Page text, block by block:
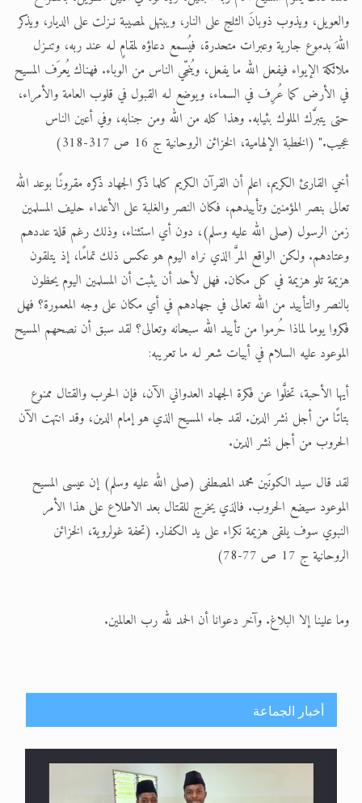
والعويل، ويذوب ذوبانَ الثلج على النار، ويبتهل لمصيبة نـزلت على الديار، ويذكر
اللهَ بدموع جارية وعبرات متحدرة، فيُسمع دعاؤه لمقامٍ لـه عند ربه، وتنـزل
ملائكة الإيواء فيفعل الله ما يفعل، ويُنجّي الناس من الوباء. فهناك يُعرَف المسيح
في الأرض كما عُرِف في السماء، ويوضع لـه القبول في قلوب العامة والأمراء،
حتى يتبرَّك الملوك بثيابه. وهذا كله من الله ومن جنابه، وفي أعين الناس
عجيب." (الخطبة الإلهامية، الخزائن الروحانية ج 16 ص 317-318)
أخي القارئ الكريم، اعلم أن القرآن الكريم كلما ذكر الجهاد ذكره مقرونًا بوعد الله
تعالى بنصر المؤمنين وتأييدهم، فكان النصر والغلبة على الأعداء حليف المسلمين
زمن الرسول (صلى الله عليه وسلم)، دون أي استثناء، وذلك رغم قلة عددهم
وعتادهم. ولكن الواقع المرَّ الذي نراه اليوم هو عكس ذلك تمامًا، إذ يتلقون
هزيمة تلو هزيمة في كل مكان. فهل لأحد أن يثبت أن المسلمين اليوم يحظون
بالنصر والتأييد من الله تعالى في جهادهم في أي مكان على وجه المعمورة؟ فهل
فكروا يوما لماذا حُرموا من تأييد الله سبحانه وتعالى؟ لقد سبق أن نصحهم المسيح
الموعود عليه السلام في أبيات شعر لـه ما تعريبه:
أيها الأحبة، تخلَّوا عن فكرة الجهاد العدواني الآن، فإن الحرب والقتال ممنوع
بتاتًا من أجل نشر الدين. لقد جاء المسيح الذي هو إمام الدين، وقد انتهت الآن
الحروب من أجل نشر الدين.
لقد قال سيد الكونَين محمد المصطفى (صلى الله عليه وسلم) إن عيسى المسيح
الموعود سيضع الحروب. فالذي يخرج للقتال بعد الاطلاع على هذا الأمر
النبوي سوف يلقى هزيمة نكراء على يد الكفار. (تحفة غولروية، الخزائن
الروحانية ج 17 ص 77-78)
وما علينا إلا البلاغ. وآخر دعوانا أن الحمد لله رب العالمين.
أخبار الجماعة